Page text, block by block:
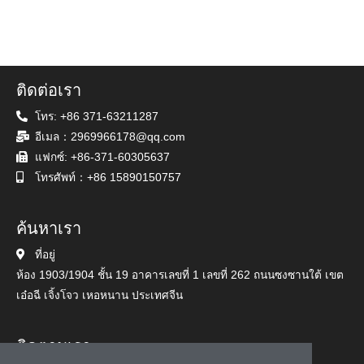
ติดต่อเรา
โทร: +86 371-63211287
อีเมล：2969966178@qq.com
แฟกซ์: +86-371-60305637
โทรศัพท์：+86 15890150757
ค้นหาเรา
ที่อยู่
ห้อง 1903/1904 ชั้น 19 อาคารเลขที่ 1 เลขที่ 262 ถนนซงซานใต้ เขต
เอ๋อฉี เจิ้งโจว เหอหนาน ประเทศจีน
ติดตามเรา